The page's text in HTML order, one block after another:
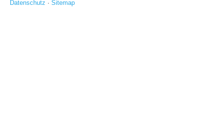
Datenschutz · Sitemap